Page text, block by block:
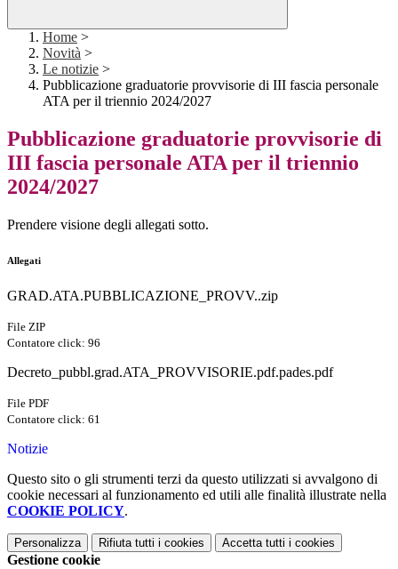
Home >
Novità >
Le notizie >
Pubblicazione graduatorie provvisorie di III fascia personale
ATA per il triennio 2024/2027
Pubblicazione graduatorie provvisorie di
III fascia personale ATA per il triennio
2024/2027
Prendere visione degli allegati sotto.
Allegati
GRAD.ATA.PUBBLICAZIONE_PROVV..zip
File ZIP
Contatore click: 96
Decreto_pubbl.grad.ATA_PROVVISORIE.pdf.pades.pdf
File PDF
Contatore click: 61
Notizie
Questo sito o gli strumenti terzi da questo utilizzati si avvalgono di
cookie necessari al funzionamento ed utili alle finalità illustrate nella
COOKIE POLICY.
Personalizza Rifiuta tutti i cookies Accetta tutti i cookies
Gestione cookie